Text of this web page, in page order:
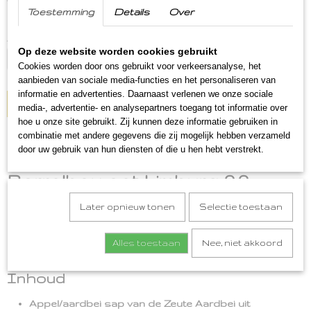
Op voorraad
IN WINKELWAGEN
Omschrijving
Borrelbox oet Limburg 0.0
Een heerlijk borrelpakket, oftewel borrelbox oet Limburg
0.0, gevuld met echte Limburgse streekproducten om te
heerlijk genieten tijdens een warme zomeravond met deze
Inhoud
Appel/aardbei sap van de Zeute Aardbei uit
Toestemming Details Over
Op deze website worden cookies gebruikt
Cookies worden door ons gebruikt voor verkeersanalyse, het
aanbieden van sociale media-functies en het personaliseren van
informatie en advertenties. Daarnaast verlenen we onze sociale
media-, advertentie- en analysepartners toegang tot informatie over
hoe u onze site gebruikt. Zij kunnen deze informatie gebruiken in
combinatie met andere gegevens die zij mogelijk hebben verzameld
door uw gebruik van hun diensten of die u hen hebt verstrekt.
Later opnieuw tonen Selectie toestaan
Alles toestaan Nee, niet akkoord